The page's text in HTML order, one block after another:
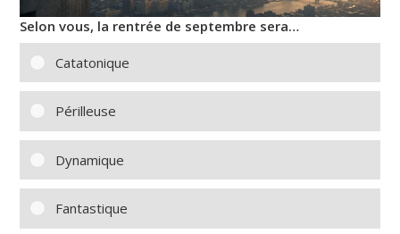
Selon vous, la rentrée de septembre sera…
Catatonique
Périlleuse
Dynamique
Fantastique